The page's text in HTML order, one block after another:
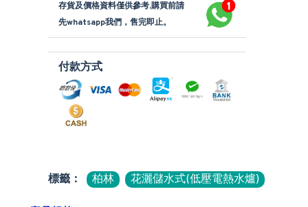
存貨及價格資料僅供參考,購買前請
先whatsapp我們，售完即止。
付款方式
標籤： 柏林 花灑儲水式(低壓電熱水爐)